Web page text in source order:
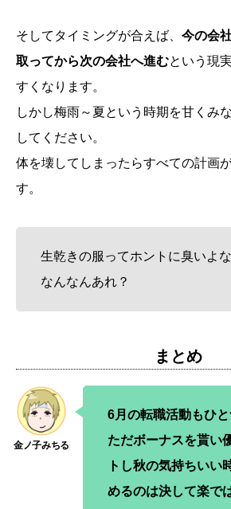
そしてタイミングが合えば、 今の会
取ってから次の会社へ進むという現
すくなります。
しかし梅雨～夏という時期を甘くみ
してください。
体を壊してしまったらすべての計画
す。
生乾きの服ってホントに臭いよな
なんなんあれ？
まとめ
6月の転職活動もひと
ただボーナスを貰い
トし秋の気持ちいい
めるのは決して楽で